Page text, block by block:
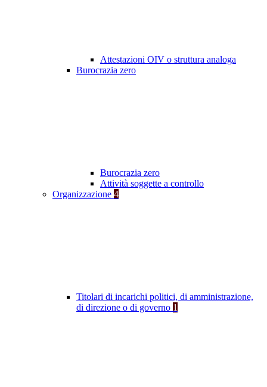
Attestazioni OIV o struttura analoga
Burocrazia zero
Burocrazia zero
Attività soggette a controllo
Organizzazione 4
Titolari di incarichi politici, di amministrazione,
di direzione o di governo 1